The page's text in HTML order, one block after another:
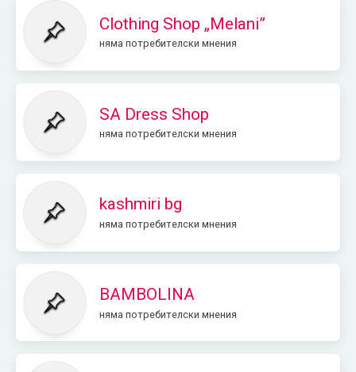
Clothing Shop „Melani”
няма потребителски мнения
SA Dress Shop
няма потребителски мнения
kashmiri bg
няма потребителски мнения
BAMBOLINA
няма потребителски мнения